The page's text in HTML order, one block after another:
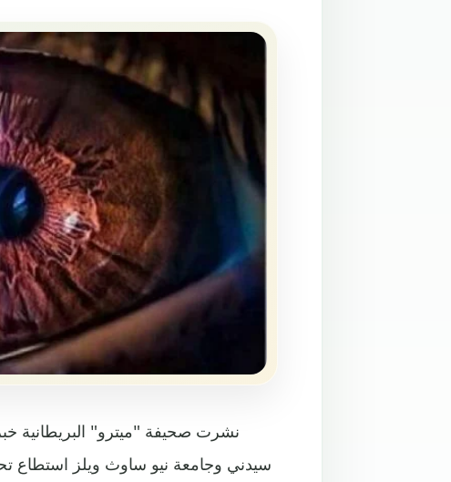
نشرت صحيفة "ميترو" البريطانية
سيدني وجامعة نيو ساوث ويلز استطاع